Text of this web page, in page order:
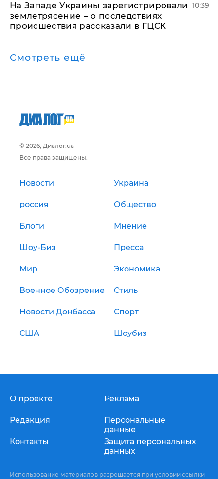
На Западе Украины зарегистрировали
землетрясение – о последствиях
происшествия рассказали в ГЦСК
10:39
Смотреть ещё
© 2026, Диалог.ua
Все права защищены.
Новости Украина
россия Общество
Блоги Мнение
Шоу-Биз Пресса
Мир Экономика
Военное Обозрение Стиль
Новости Донбасса Спорт
США Шоубиз
О проекте
Редакция
Контакты
Реклама
Персональные
данные
Защита персональных
данных
Использование материалов разрешается при условии ссылки